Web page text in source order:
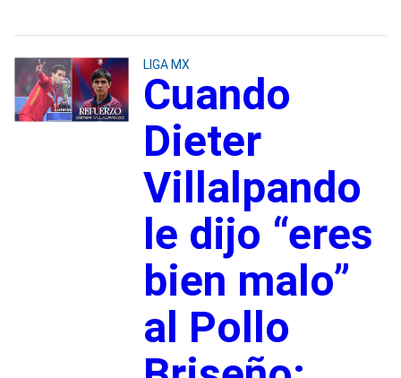
LIGA MX
Cuando
Dieter
Villalpando
le dijo “eres
bien malo”
al Pollo